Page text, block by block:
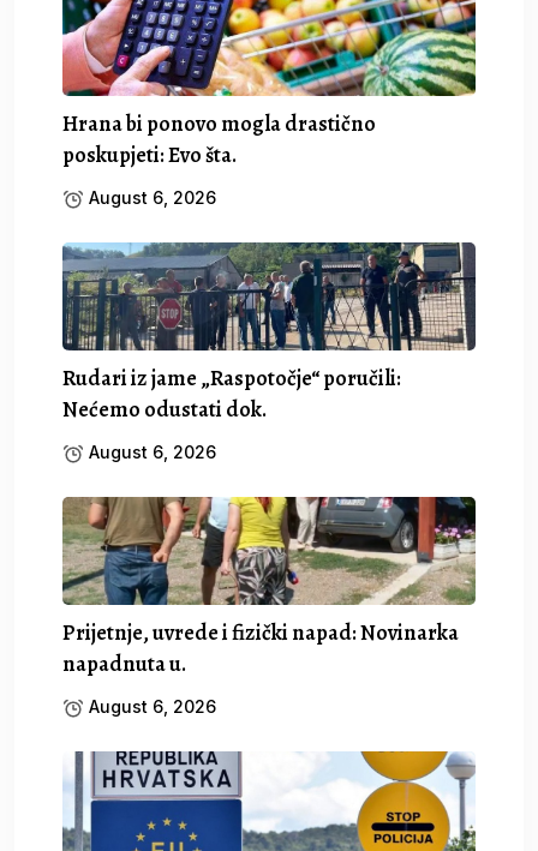
Hrana bi ponovo mogla drastično
poskupjeti: Evo šta.
August 6, 2026
Rudari iz jame „Raspotočje“ poručili:
Nećemo odustati dok.
August 6, 2026
Prijetnje, uvrede i fizički napad: Novinarka
napadnuta u.
August 6, 2026